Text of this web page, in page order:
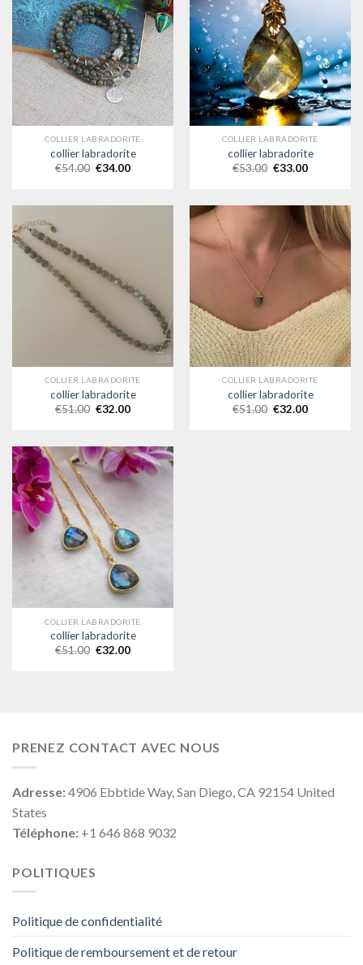
COLLIER LABRADORITE
collier labradorite
€54.00 €34.00
COLLIER LABRADORITE
collier labradorite
€53.00 €33.00
COLLIER LABRADORITE
collier labradorite
€51.00 €32.00
COLLIER LABRADORITE
collier labradorite
€51.00 €32.00
COLLIER LABRADORITE
collier labradorite
€51.00 €32.00
PRENEZ CONTACT AVEC NOUS
Adresse:4906 Ebbtide Way, San Diego, CA 92154 United
States
Téléphone: +1 646 868 9032
POLITIQUES
Politique de confidentialité
Politique de remboursement et de retour